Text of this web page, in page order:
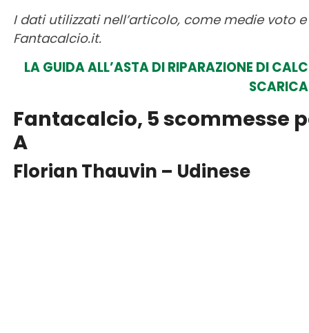
I dati utilizzati nell’articolo, come medie voto
Fantacalcio.it.
LA GUIDA ALL’ASTA DI RIPARAZIONE DI
Fantacalcio, 5 scommesse
A
Florian Thauvin – Udinese